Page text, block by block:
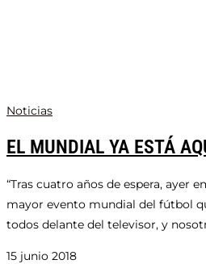
Noticias
EL MUNDIAL YA ESTÁ
“Tras cuatro años de espera, ayer
mayor evento mundial del fútbol
todos delante del televisor, y
15 junio 2018